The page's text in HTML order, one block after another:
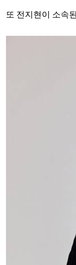
또 전지현이 소속